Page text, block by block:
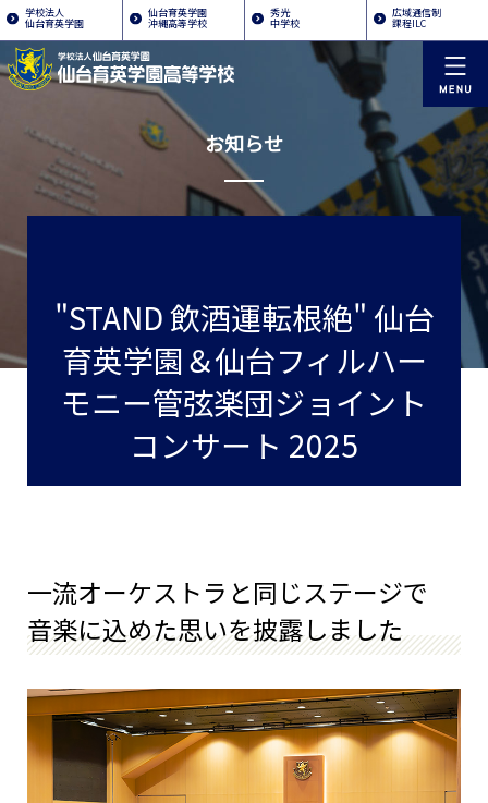
学校法人
仙台育英学園
仙台育英学園
沖縄高等学校
秀光
中学校
広域通信制
課程ILC
お知らせ
"STAND 飲酒運転根絶" 仙台
育英学園＆仙台フィルハー
モニー管弦楽団ジョイント
コンサート 2025
一流オーケストラと同じステージで
音楽に込めた思いを披露しました